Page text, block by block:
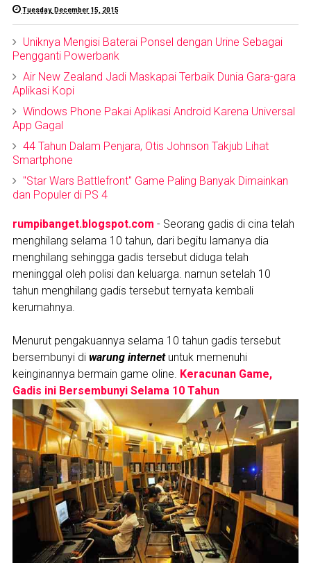
Tuesday, December 15, 2015
Uniknya Mengisi Baterai Ponsel dengan Urine Sebagai
Pengganti Powerbank
Air New Zealand Jadi Maskapai Terbaik Dunia Gara-gara
Aplikasi Kopi
Windows Phone Pakai Aplikasi Android Karena Universal
App Gagal
44 Tahun Dalam Penjara, Otis Johnson Takjub Lihat
Smartphone
"Star Wars Battlefront" Game Paling Banyak Dimainkan
dan Populer di PS 4
rumpibanget.blogspot.com - Seorang gadis di cina telah
menghilang selama 10 tahun, dari begitu lamanya dia
menghilang sehingga gadis tersebut diduga telah
meninggal oleh polisi dan keluarga. namun setelah 10
tahun menghilang gadis tersebut ternyata kembali
kerumahnya.
Menurut pengakuannya selama 10 tahun gadis tersebut
bersembunyi di warung internetuntuk memenuhi
keinginannya bermain game oline. Keracunan Game,
Gadis ini Bersembunyi Selama 10 Tahun